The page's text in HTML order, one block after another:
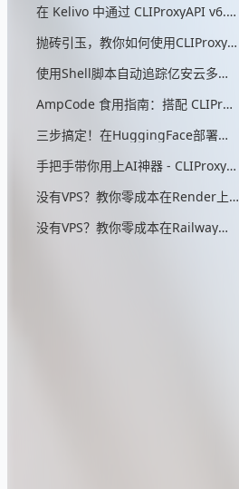
在 Kelivo 中通过 CLIProxyAPI v6.9.30+ 直接调用 GPT 画图
抛砖引玉，教你如何使用CLIProxyAPI来自定义GPT画图模型
使用Shell脚本自动追踪亿安云多出口IP
AmpCode 食用指南：搭配 CLIProxyAPI 实现自定义模型自由
三步搞定！在HuggingFace部署无头浏览器，零成本实现AIStudio反代
手把手带你用上AI神器 - CLIProxyAPI（零：配置详细解说）
没有VPS？教你零成本在Render上部署CLIProxyAPI
没有VPS？教你零成本在Railway上部署CLIProxyAPI